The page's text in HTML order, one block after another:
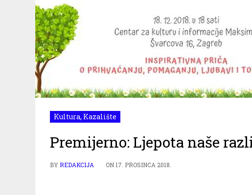
Kultura, Kazalište
Premijerno: Ljepota naše
BYREDAKCIJA ON17. PROSINCA 2018.